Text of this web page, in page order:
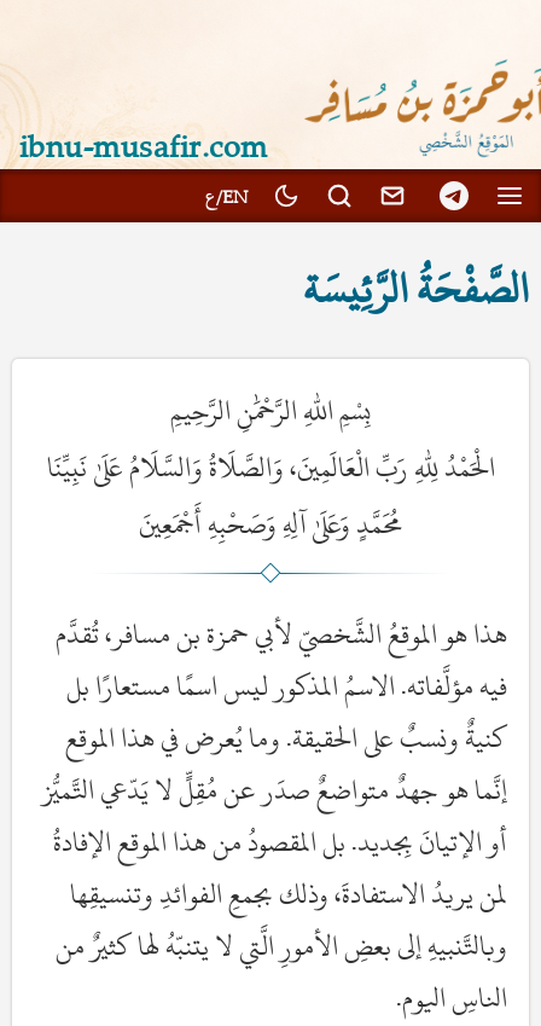
ibnu-musafir.com
الصَّفْحَةُ الرَّئِيسَة
بِسْمِ اللّٰهِ الرَّحْمَٰنِ الرَّحِيمِ
الْحَمْدُ لِلّٰهِ رَبِّ الْعَالَمِينَ، وَالصَّلَاةُ وَالسَّلَامُ عَلَىٰ نَبِيِّنَا
مُحَمَّدٍ وَعَلَىٰ آلِهِ وَصَحْبِهِ أَجْمَعِينَ
هذا هو الموقعُ الشَّخصيّ لأبي حمزة بن مسافر، تُقدَّم
فيه مؤلَّفاته. الاسمُ المذكور ليس اسمًا مستعارًا بل
كنيةٌ ونسبٌ على الحقيقة. وما يُعرض في هذا الموقع
إنَّما هو جهدٌ متواضعٌ صدَر عن مُقِلٍّ لا يَدّعي التَّميُّز
أو الإتيانَ بِجديد. بل المقصودُ من هذا الموقع الإفادةُ
لمن يريدُ الاستفادةَ، وذلك بجمعِ الفوائدِ وتنسيقِها
وبالتَّنبيهِ إلى بعضِ الأمورِ الَّتي لا يتنبّهُ لها كثيرٌ من
الناسِ اليوم.